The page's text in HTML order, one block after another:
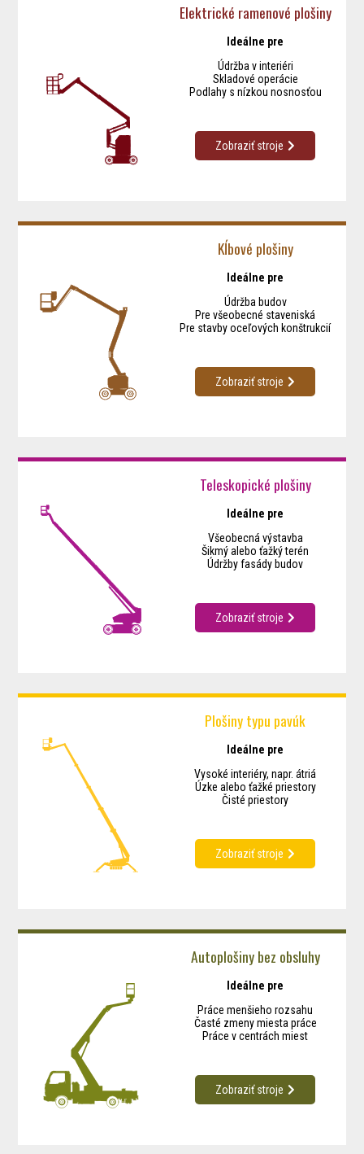
Elektrické ramenové plošiny
Ideálne pre
Údržba v interiéri
Skladové operácie
Podlahy s nízkou nosnosťou
Zobraziť stroje
Kĺbové plošiny
Ideálne pre
Údržba budov
Pre všeobecné staveniská
Pre stavby oceľových konštrukcií
Zobraziť stroje
Teleskopické plošiny
Ideálne pre
Všeobecná výstavba
Šikmý alebo ťažký terén
Údržby fasády budov
Zobraziť stroje
Plošiny typu pavúk
Ideálne pre
Vysoké interiéry, napr. átriá
Úzke alebo ťažké priestory
Čisté priestory
Zobraziť stroje
Autoplošiny bez obsluhy
Ideálne pre
Práce menšieho rozsahu
Časté zmeny miesta práce
Práce v centrách miest
Zobraziť stroje